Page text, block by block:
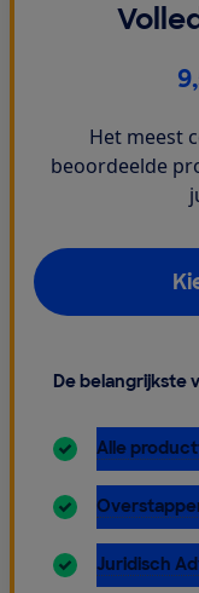
€
Het meest
beoordeelde
De belangrijkste
Alle
Juridisch